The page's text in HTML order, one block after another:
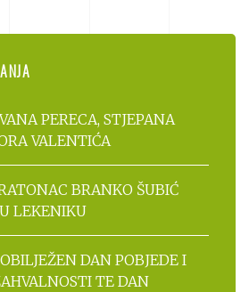
PERECA, STJEPANA
VALENTIĆA
BRANKO ŠUBIĆ
LEKENIKU
DAN POBJEDE I
TE DAN